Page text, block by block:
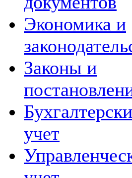
Экономика и
Законы и
учет